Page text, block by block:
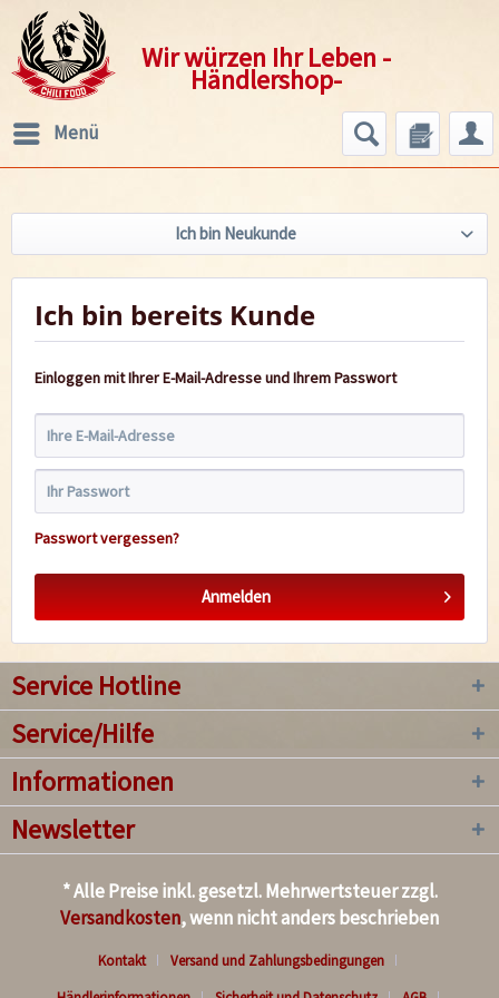
Wir würzen Ihr Leben -
Händlershop-
Menü
Ich bin Neukunde
Ich bin bereits Kunde
Einloggen mit Ihrer E-Mail-Adresse und Ihrem Passwort
Passwort vergessen?
Anmelden
Service Hotline
Service/Hilfe
Informationen
Newsletter
* Alle Preise inkl. gesetzl. Mehrwertsteuer zzgl.
Versandkosten, wenn nicht anders beschrieben
Kontakt
Versand und Zahlungsbedingungen